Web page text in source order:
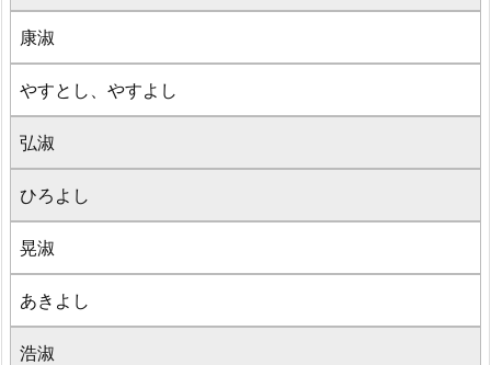
康淑
やすとし、やすよし
弘淑
ひろよし
晃淑
あきよし
浩淑